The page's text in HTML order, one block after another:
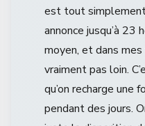
est tout
annonce jusqu’à 23
moyen, et dans
vraiment pas loin.
qu’on recharge une
pendant des jours.